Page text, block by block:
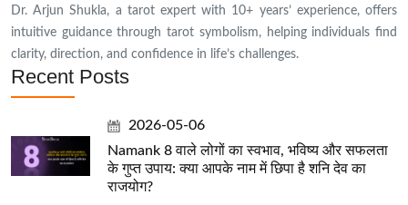
Dr. Arjun Shukla, a tarot expert with 10+ years’ experience, offers
intuitive guidance through tarot symbolism, helping individuals find
clarity, direction, and confidence in life’s challenges.
Recent Posts
2026-05-06
Namank 8 वाले लोगों का स्वभाव, भविष्य और सफलता
के गुप्त उपाय: क्या आपके नाम में छिपा है शनि देव का
राजयोग?